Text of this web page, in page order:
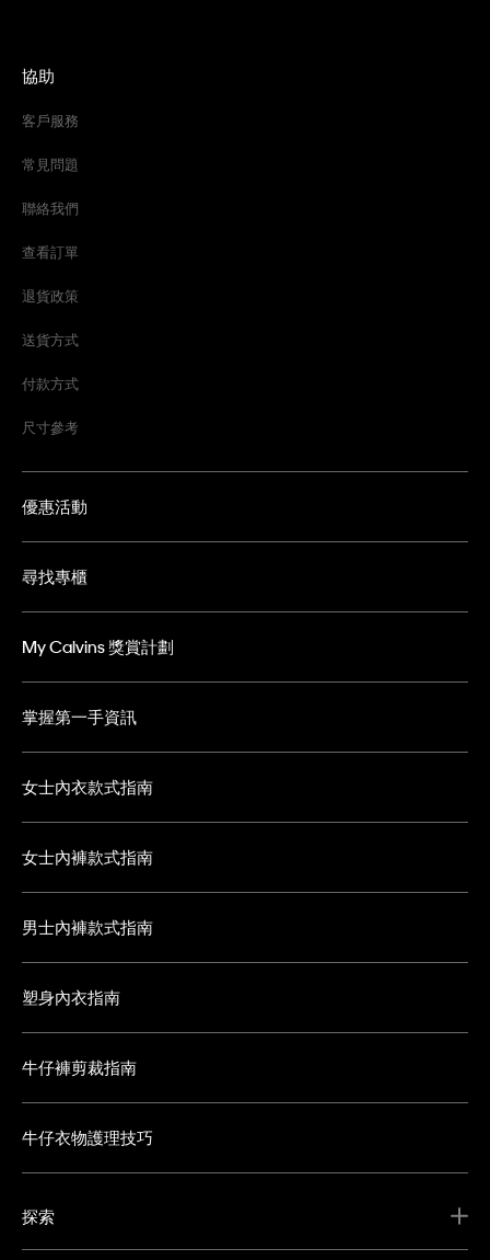
協助
客戶服務
常見問題
聯絡我們
查看訂單
退貨政策
送貨方式
付款方式
尺寸參考
優惠活動
尋找專櫃
My Calvins 獎賞計劃
掌握第一手資訊
女士內衣款式指南
女士內褲款式指南
男士內褲款式指南
塑身內衣指南
牛仔褲剪裁指南
牛仔衣物護理技巧
探索